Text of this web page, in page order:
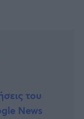
του
News